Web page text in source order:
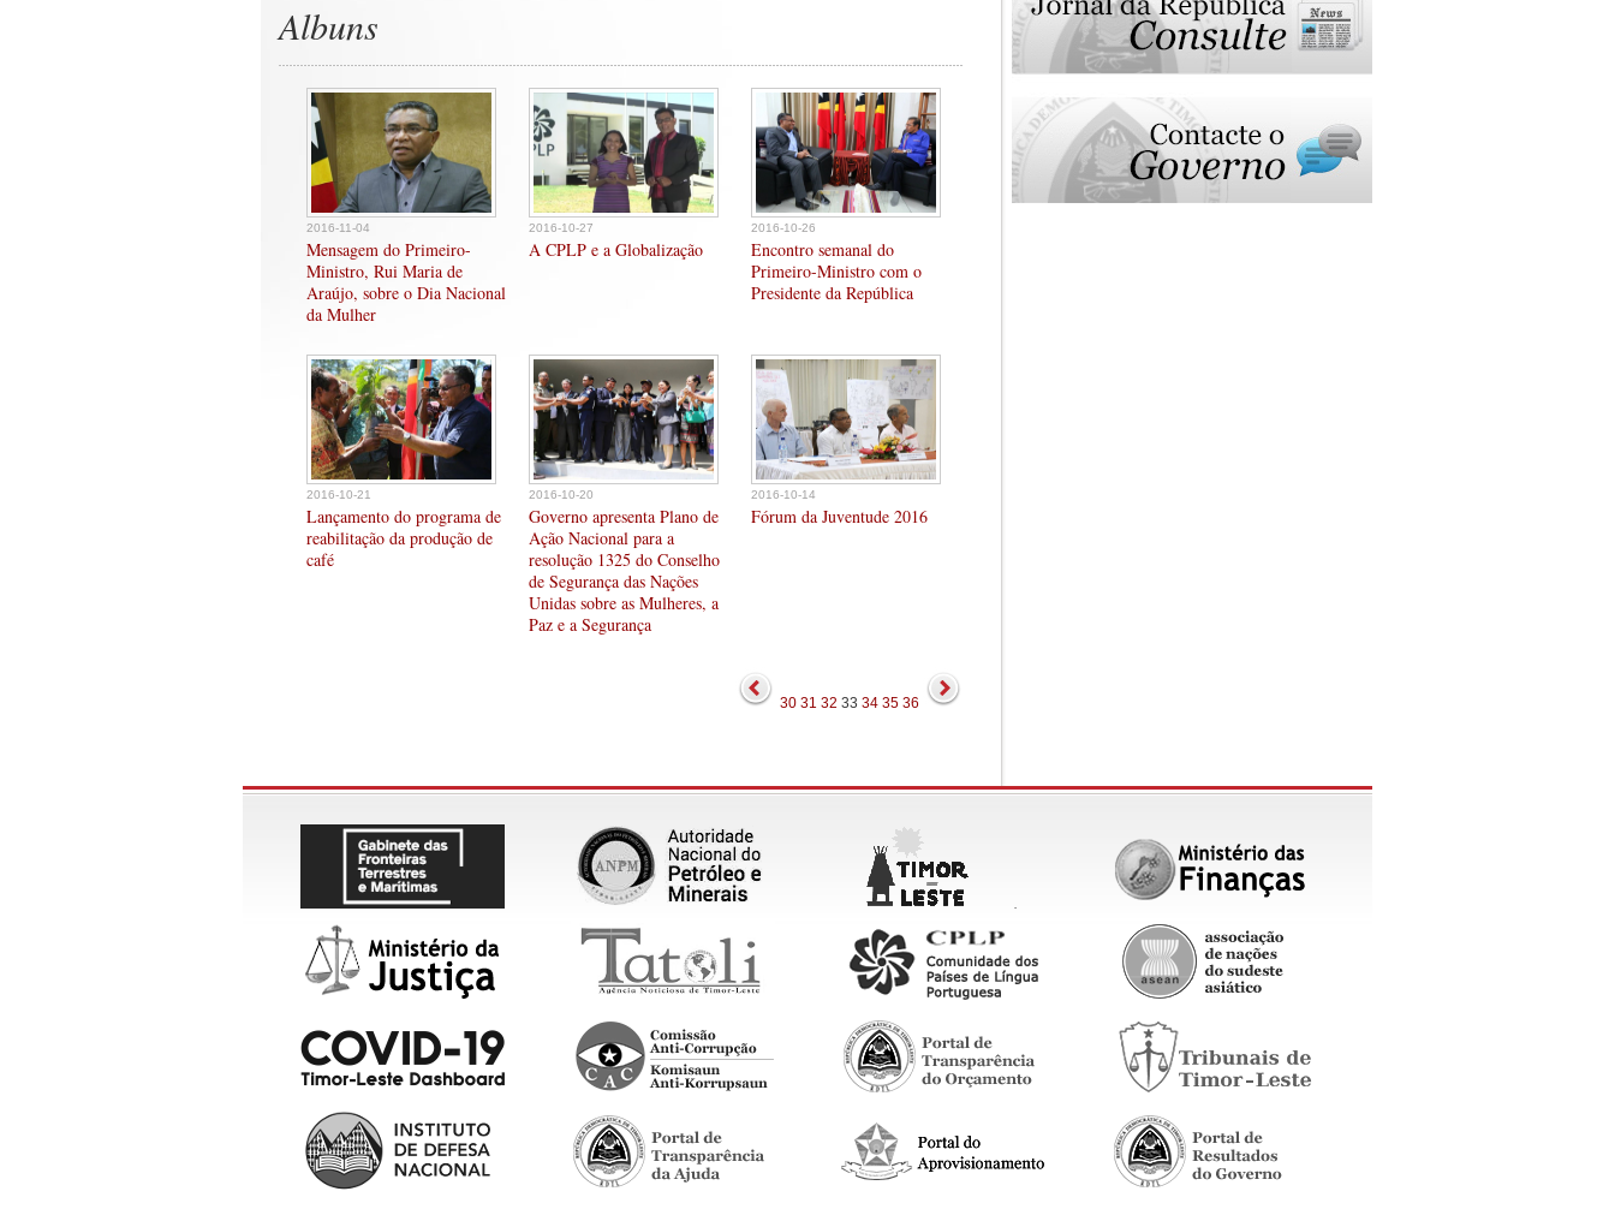
Albuns
2016-11-04
Mensagem do Primeiro-
Ministro, Rui Maria de
Araújo, sobre o Dia Nacional
da Mulher
2016-10-27
A CPLP e a Globalização
2016-10-26
Encontro semanal do
Primeiro-Ministro com o
Presidente da República
2016-10-21
Lançamento do programa de
reabilitação da produção de
café
2016-10-20
Governo apresenta Plano de
Ação Nacional para a
resolução 1325 do Conselho
de Segurança das Nações
Unidas sobre as Mulheres, a
Paz e a Segurança
2016-10-14
Fórum da Juventude 2016
30 31 32 33 34 35 36